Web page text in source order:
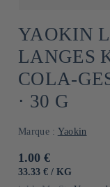
YAOKIN
LANGES
COLA-
⋅ 30 G
Marque : Yaokin
Normaler
Preis
1.00 €
GRUNDPREIS
33.33 € / PRO
KG